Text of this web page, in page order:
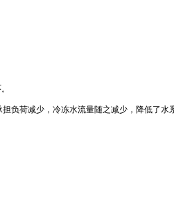
负荷减少，冷冻水流量随之减少，降低了水